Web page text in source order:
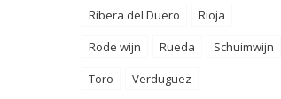
Ribera del Duero
Rioja
Rode wijn
Rueda
Schuimwijn
Toro
Verduguez